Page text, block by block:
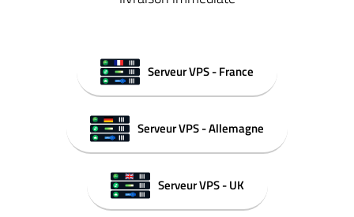
Serveur VPS - France
Serveur VPS - Allemagne
Serveur VPS - UK